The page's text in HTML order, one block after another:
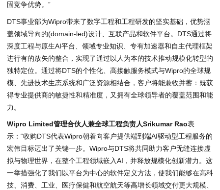
固竞争优势。”
DTS事业部为Wipro带来了数字工程和工程研发的坚实基础，优势涵
盖领域导向的(domain-led)设计、互联产品和软件平台。DTS通过将
深度工程与原生AI平台、领域专业知识、专有加速器和自主代理框架
进行有的放矢的整合，实现了通过以人为本的技术推动规模化转型的
独特定位。通过将DTS的个性化、高接触服务模式与Wipro的全球规
模、先进技术生态系统和广泛资源相结合，客户将能兼收并蓄：既获
得专业提供商的敏捷性和精准度，又拥有全球领导者的覆盖范围和能
力。
Wipro Limited管理合伙人兼全球工程负责人Srikumar Rao表
示：“收购DTS代表Wipro朝着向客户提供端到端AI驱动型工程服务的
宏伟目标迈出了关键一步。Wipro与DTS将共同助力客户无缝连接虚
拟与物理世界，在整个工程领域嵌入AI，并释放规模化创新潜力。这
一举措强化了我们以平台为中心的软件定义方法，使我们能够在高科
技、消费、工业、医疗保健和航空航天等高增长领域交付更大规模、